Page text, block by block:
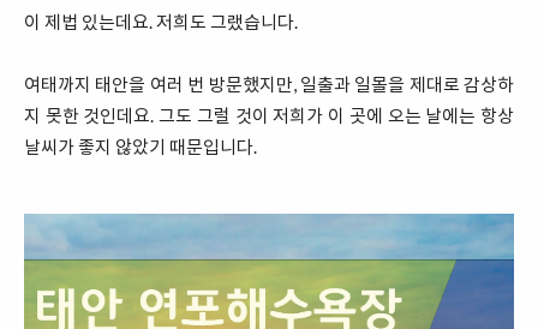
이 제법 있는데요. 저희도 그랬습니다.
여태까지 태안을 여러 번 방문했지만, 일출과 일몰을 제대로 감상하
지 못한 것인데요. 그도 그럴 것이 저희가 이 곳에 오는 날에는 항상
날씨가 좋지 않았기 때문입니다.